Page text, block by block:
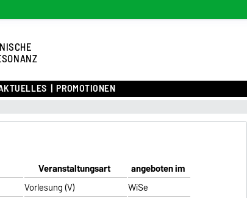
PROMOTIONEN
Veranstaltungsart
angeboten im
Vorlesung (V)
WiSe